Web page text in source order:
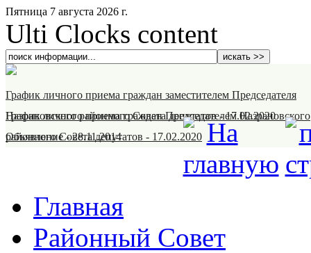
Пятница 7 августа 2026 г.
Ulti Clocks content
График личного приема граждан заместителем Председателя
Назрановского районного Совета депутатов-17.02.2020
График личного приема граждан Председателем Назрановского
районного Совета депутатов - 17.02.2020
Объявление-28.11.2014
Главная
Районный Совет